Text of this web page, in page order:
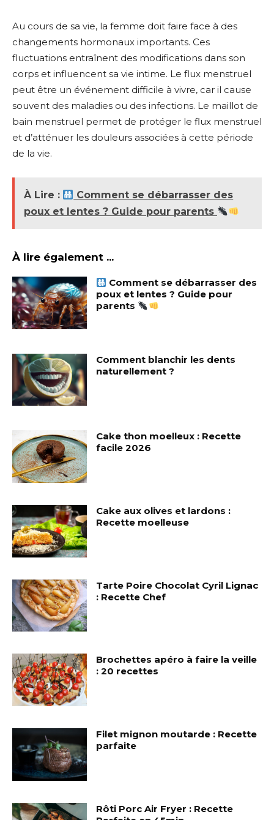
Au cours de sa vie, la femme doit faire face à des
changements hormonaux importants. Ces
fluctuations entraînent des modifications dans son
corps et influencent sa vie intime. Le flux menstruel
peut être un événement difficile à vivre, car il cause
souvent des maladies ou des infections. Le maillot de
bain menstruel permet de protéger le flux menstruel
et d’atténuer les douleurs associées à cette période
de la vie.
À Lire :
Comment se débarrasser des
poux et lentes ? Guide pour parents
À lire également ...
Comment se débarrasser des
poux et lentes ? Guide pour
parents
Comment blanchir les dents
naturellement ?
Cake thon moelleux : Recette
facile 2026
Cake aux olives et lardons :
Recette moelleuse
Tarte Poire Chocolat Cyril Lignac
: Recette Chef
Brochettes apéro à faire la veille
: 20 recettes
Filet mignon moutarde : Recette
parfaite
Rôti Porc Air Fryer : Recette